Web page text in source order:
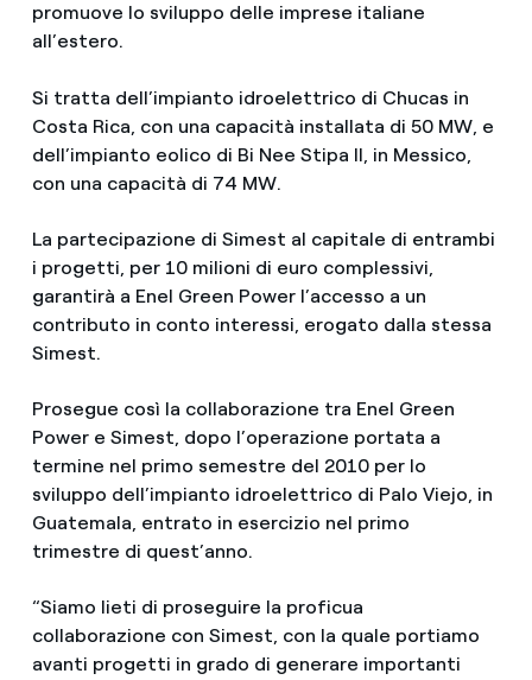
promuove lo sviluppo delle imprese italiane
all’estero.
Si tratta dell’impianto idroelettrico di Chucas in
Costa Rica, con una capacità installata di 50 MW, e
dell’impianto eolico di Bi Nee Stipa II, in Messico,
con una capacità di 74 MW.
La partecipazione di Simest al capitale di entrambi
i progetti, per 10 milioni di euro complessivi,
garantirà a Enel Green Power l’accesso a un
contributo in conto interessi, erogato dalla stessa
Simest.
Prosegue così la collaborazione tra Enel Green
Power e Simest, dopo l’operazione portata a
termine nel primo semestre del 2010 per lo
sviluppo dell’impianto idroelettrico di Palo Viejo, in
Guatemala, entrato in esercizio nel primo
trimestre di quest’anno.
“Siamo lieti di proseguire la proficua
collaborazione con Simest, con la quale portiamo
avanti progetti in grado di generare importanti